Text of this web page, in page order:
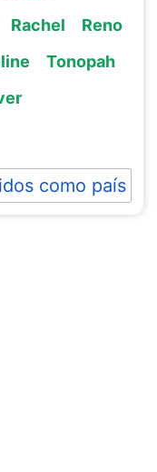
Rachel
Reno
Tonopah
como país